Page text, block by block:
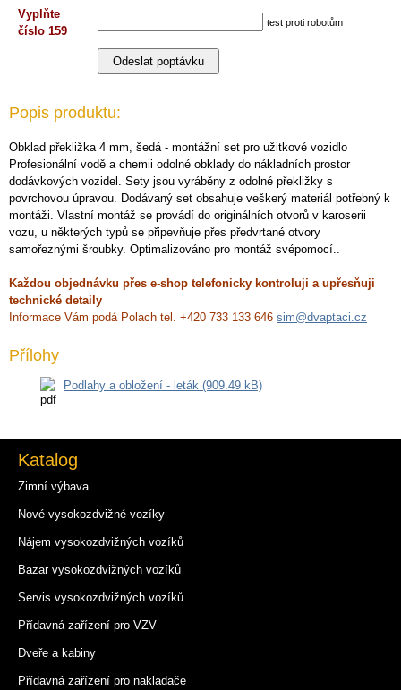
Vyplňte
číslo 159
test proti robotům
Popis produktu:
Obklad překližka 4 mm, šedá - montážní set pro užitkové vozidlo
Profesionální vodě a chemii odolné obklady do nákladních prostor
dodávkových vozidel. Sety jsou vyráběny z odolné překližky s
povrchovou úpravou. Dodávaný set obsahuje veškerý materiál potřebný k
montáži. Vlastní montáž se provádí do originálních otvorů v karoserii
vozu, u některých typů se připevňuje přes předvrtané otvory
samořeznými šroubky. Optimalizováno pro montáž svépomocí..
Každou objednávku přes e-shop telefonicky kontroluji a upřesňuji
technické detaily
Informace Vám podá Polach tel. +420 733 133 646 sim@dvaptaci.cz
Přílohy
Podlahy a obložení - leták (909.49 kB)
Katalog
Zimní výbava
Nové vysokozdvižné vozíky
Nájem vysokozdvižných vozíků
Bazar vysokozdvižných vozíků
Servis vysokozdvižných vozíků
Přídavná zařízení pro VZV
Dveře a kabiny
Přídavná zařízení pro nakladače